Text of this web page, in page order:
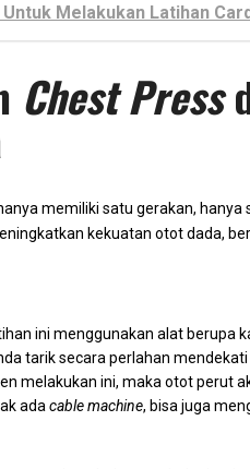
Melakukan Latihan
Chest Press
memiliki satu gerakan, hanya
kekuatan otot dada,
ini menggunakan alat berupa
tarik secara perlahan
melakukan ini, maka otot perut
ada cable machine, bisa juga